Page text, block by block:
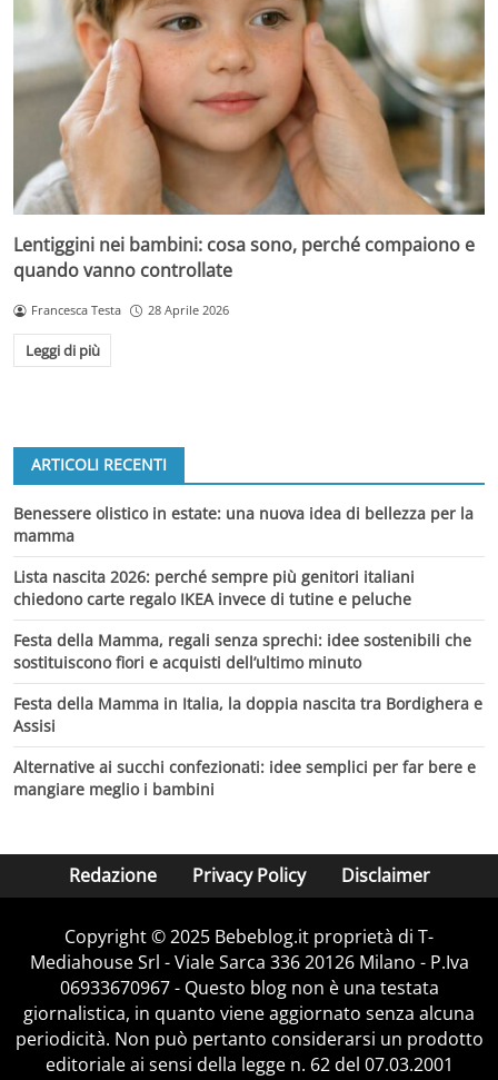
Lentiggini nei bambini: cosa sono, perché compaiono e
quando vanno controllate
Francesca Testa 28 Aprile 2026
Leggi di più
ARTICOLI RECENTI
Benessere olistico in estate: una nuova idea di bellezza per la
mamma
Lista nascita 2026: perché sempre più genitori italiani
chiedono carte regalo IKEA invece di tutine e peluche
Festa della Mamma, regali senza sprechi: idee sostenibili che
sostituiscono fiori e acquisti dell’ultimo minuto
Festa della Mamma in Italia, la doppia nascita tra Bordighera e
Assisi
Alternative ai succhi confezionati: idee semplici per far bere e
mangiare meglio i bambini
Redazione Privacy Policy Disclaimer
Copyright © 2025 Bebeblog.it proprietà di T-
Mediahouse Srl - Viale Sarca 336 20126 Milano - P.Iva
06933670967 - Questo blog non è una testata
giornalistica, in quanto viene aggiornato senza alcuna
periodicità. Non può pertanto considerarsi un prodotto
editoriale ai sensi della legge n. 62 del 07.03.2001